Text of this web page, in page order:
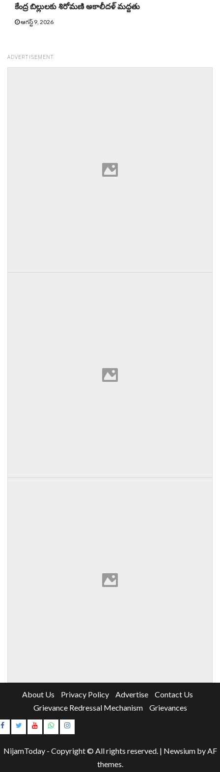
కేంద్ర బిల్లులకు శిరోమణి అకాలీదళ్ మద్దతు
ఆగస్ట్ 9, 2026
ADVERTISEMENT
About Us Privacy Policy Advertise
Contact Us
Grievance Redressal Mechanism
Grievances
Instagram
NijamToday - Copyright © All rights reserved. | Newsiumby AF
themes.